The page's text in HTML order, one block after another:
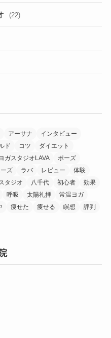
(22)
アーサナ
インタビュー
ド コツ
ダイエット
ガスタジオLAVA
ポーズ
ズ ラバ レビュー
体験
タジオ 八千代 初心者
効果
呼吸 太陽礼拝
常温ヨガ
痩せた 痩せる 瞑想
評判